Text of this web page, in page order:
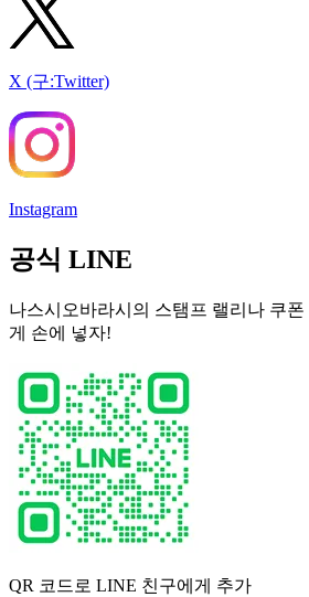
X (구:Twitter)
Instagram
공식 LINE
나스시오바라시의 스탬프 랠리나 쿠
게 손에 넣자!
QR 코드로 LINE 친구에게 추가